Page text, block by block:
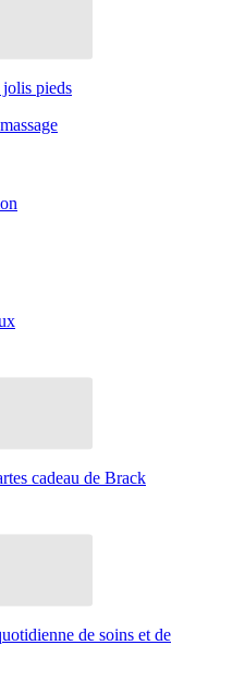
pieds
cadeau de Brack
de soins et de